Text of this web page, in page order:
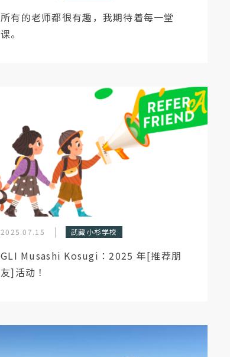
所有的老师都很有趣，我期待着每一堂
课。
2025.07.15 武藏小杉学校
GLI Musashi Kosugi：2025 年[推荐朋
友]活动！